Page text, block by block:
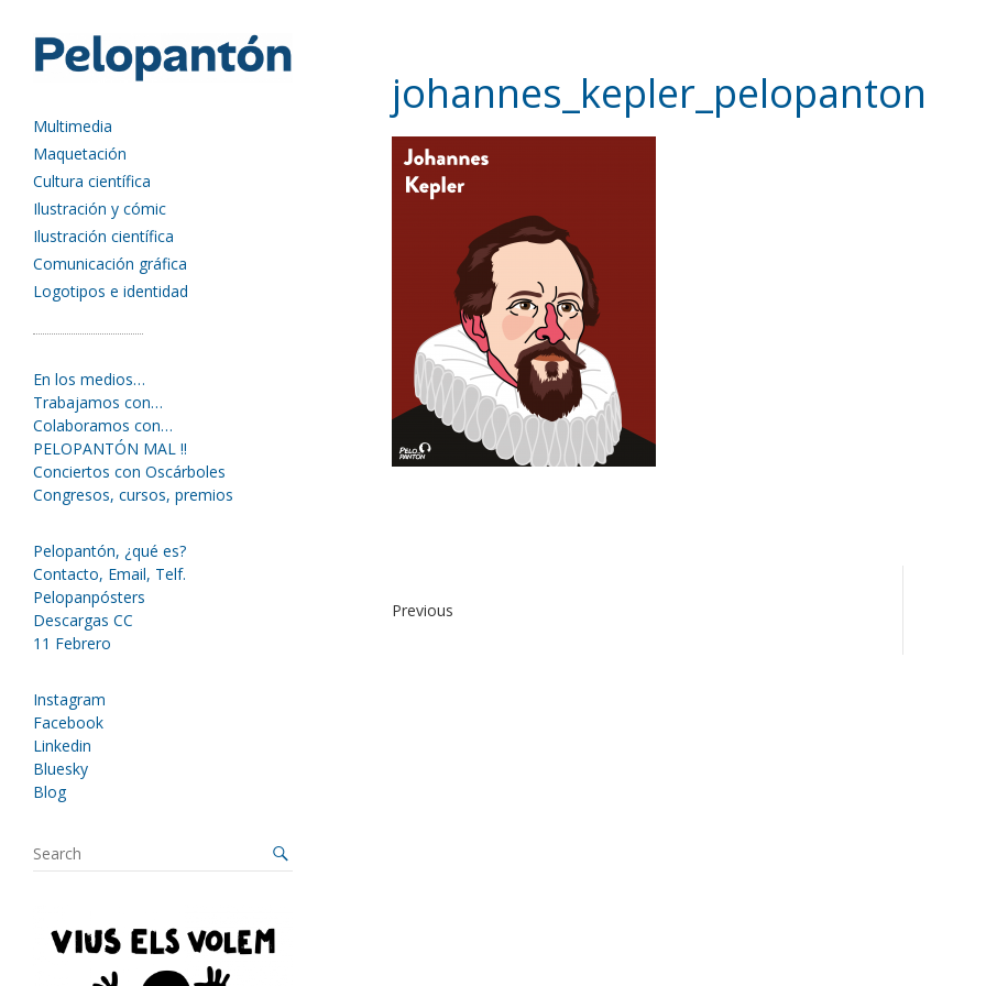
Multimedia
Maquetación
Cultura científica
Ilustración y cómic
Ilustración científica
Comunicación gráfica
Logotipos e identidad
johannes_kepler_pelopanton
Previous
En los medios…
Trabajamos con…
Colaboramos con…
PELOPANTÓN MAL !!
Conciertos con Oscárboles
Congresos, cursos, premios
Pelopantón, ¿qué es?
Contacto, Email, Telf.
Pelopanpósters
Descargas CC
11 Febrero
Instagram
Facebook
Linkedin
Bluesky
Blog
S
e